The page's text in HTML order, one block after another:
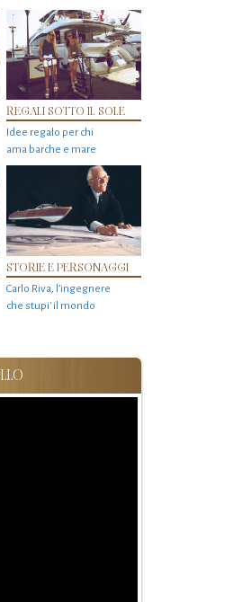
REGALI SOTTO IL SOLE
Idee regalo per chi
ama barche e mare
STORIE E PERSONAGGI
Carlo Riva, l’ingegnere
che stupi' il mondo